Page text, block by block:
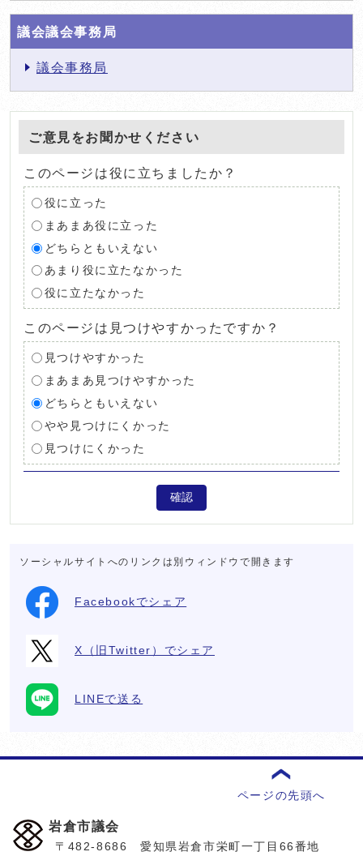
議会議会事務局
議会事務局
ご意見をお聞かせください
このページは役に立ちましたか？
役に立った
まあまあ役に立った
どちらともいえない
あまり役に立たなかった
役に立たなかった
このページは見つけやすかったですか？
見つけやすかった
まあまあ見つけやすかった
どちらともいえない
やや見つけにくかった
見つけにくかった
確認
ソーシャルサイトへのリンクは別ウィンドウで開きます
Facebookでシェア
X（旧Twitter）でシェア
LINEで送る
ページの先頭へ
岩倉市議会
〒482-8686 愛知県岩倉市栄町一丁目66番地